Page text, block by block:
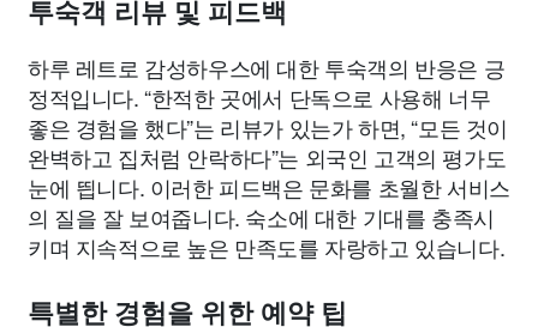
투숙객 리뷰 및 피드백
하루 레트로 감성하우스에 대한 투숙객의 반응은 긍
정적입니다. “한적한 곳에서 단독으로 사용해 너무
좋은 경험을 했다”는 리뷰가 있는가 하면, “모든 것이
완벽하고 집처럼 안락하다”는 외국인 고객의 평가도
눈에 띕니다. 이러한 피드백은 문화를 초월한 서비스
의 질을 잘 보여줍니다. 숙소에 대한 기대를 충족시
키며 지속적으로 높은 만족도를 자랑하고 있습니다.
특별한 경험을 위한 예약 팁